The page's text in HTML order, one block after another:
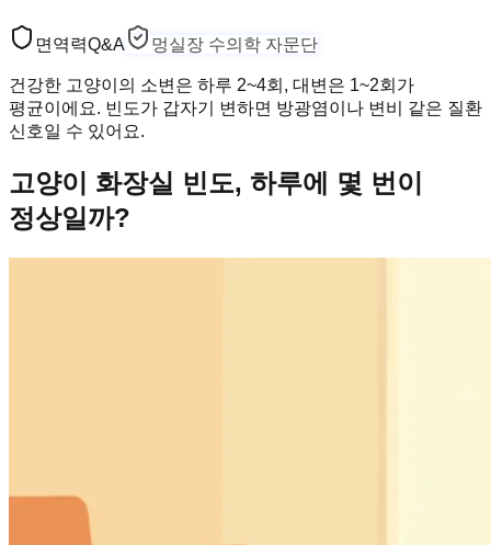
면역력Q&A 멍실장 수의학 자문단
건강한 고양이의 소변은 하루 2~4회, 대변은 1~2회가
평균이에요. 빈도가 갑자기 변하면 방광염이나 변비 같은 질환
신호일 수 있어요.
고양이 화장실 빈도, 하루에 몇 번이
정상일까?